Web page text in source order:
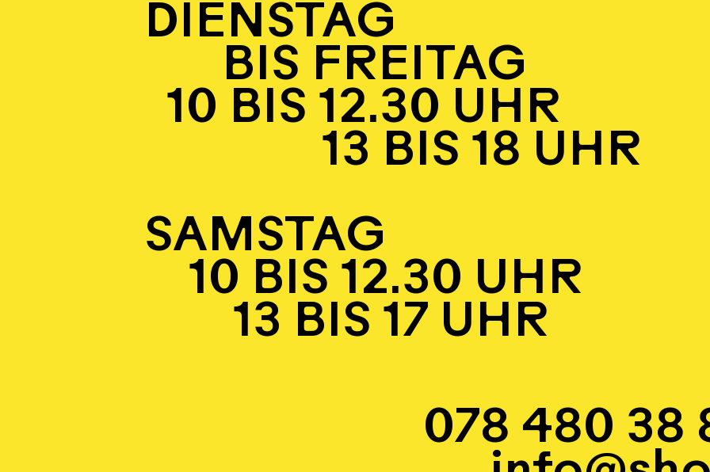
DIENSTAG
BIS FREITAG
10 BIS 12.30 UHR
13 BIS 18 UHR
SAMSTAG
10 BIS 12.30 UHR
13 BIS 17 UHR
078 480 38